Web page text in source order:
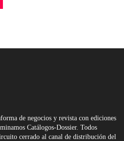
de negocios y revista con ediciones
Catálogos-Dossier. Todos
cerrado al canal de distribución del